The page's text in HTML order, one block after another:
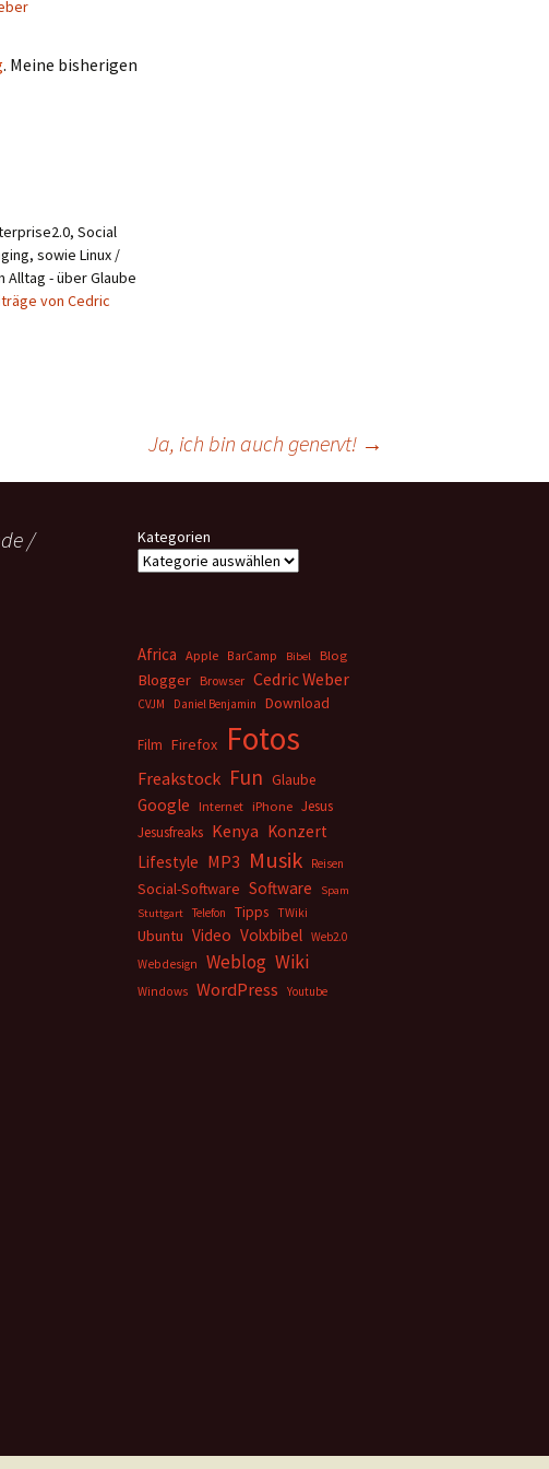
. Meine bisherigen
Social
sowie Linux /
Alltag - über Glaube
von Cedric
Ja, ich bin auch genervt! →
/
Kategorien
Africa Apple BarCamp Bibel Blog
Blogger Browser Cedric Weber
CVJM Daniel Benjamin Download
Film Firefox Fotos
Freakstock Fun Glaube
Google Internet iPhone Jesus
Jesusfreaks Kenya Konzert
Lifestyle MP3 Musik Reisen
Social-Software Software
Spam
Stuttgart
Telefon Tipps TWiki
Ubuntu Video Volxbibel Web2.0
Webdesign
Weblog Wiki
Windows WordPress Youtube